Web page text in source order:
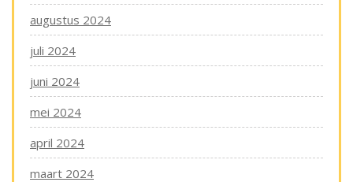
augustus 2024
juli 2024
juni 2024
mei 2024
april 2024
maart 2024